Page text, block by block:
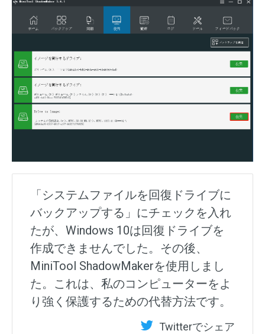
「システムファイルを回復ドライブに
バックアップする」にチェックを入れ
たが、Windows 10は回復ドライブを
作成できませんでした。その後、
MiniTool ShadowMakerを使用しまし
た。これは、私のコンピューターをよ
り強く保護するための代替方法です。
Twitterでシェア